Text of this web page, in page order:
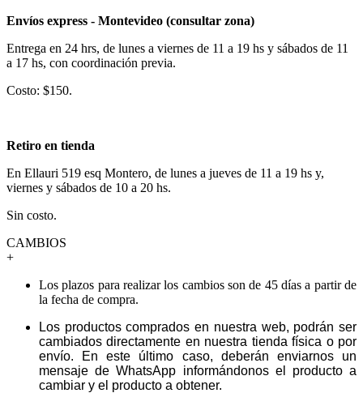
Envíos express - Montevideo (consultar zona)
Entrega en 24 hrs, de lunes a viernes de 11 a 19 hs y sábados de 11
a 17 hs, con coordinación previa.
Costo: $150.
Retiro en tienda
En Ellauri 519 esq Montero, de lunes a jueves de 11 a 19 hs y,
viernes y sábados de 10 a 20 hs.
Sin costo.
CAMBIOS
+
Los plazos para realizar los cambios son de 45 días a partir de
la fecha de compra.
Los productos comprados en nuestra web, podrán ser
cambiados directamente en nuestra tienda física o por
envío. En este último caso, deberán enviarnos un
mensaje de WhatsApp informándonos el producto a
cambiar y el producto a obtener.